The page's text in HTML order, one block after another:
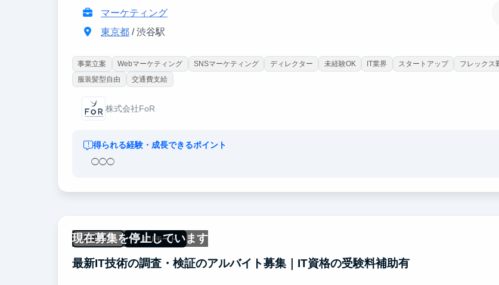
マーケティング
東京都/ 渋谷駅
事業立案 Webマーケティング SNSマーケティング ディレクター 未経験OK IT業界 スタートアップ
フレックス
服装髪型自由
交通費支給
株式会社FoR
得られる経験・成長できるポイント
◯◯◯
現在募集を停止しています
未経験OK フルリモート
最新IT技術の調査・検証のアルバイト募集｜IT資格の受験料補助有